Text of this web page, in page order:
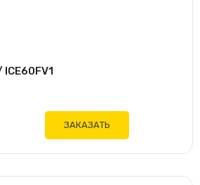
ICE60FV1
ЗАКАЗАТЬ